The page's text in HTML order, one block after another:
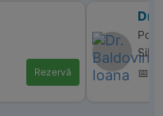
Rezervă
Dr.
Sibiu
📅